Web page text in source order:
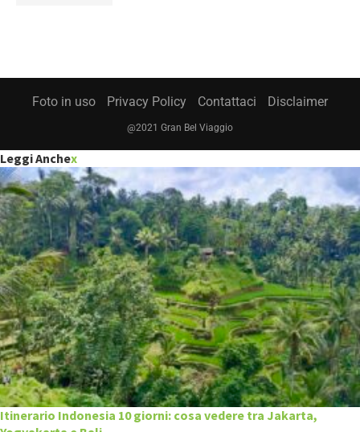
Foto in uso Privacy Policy Contattaci Disclaimer
@2021 Gran Bel Viaggio
Leggi Anchex
Itinerario Indonesia 10 giorni: cosa vedere tra Jakarta,